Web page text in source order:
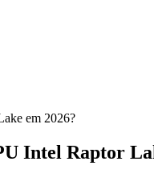
em 2026?
Intel Raptor